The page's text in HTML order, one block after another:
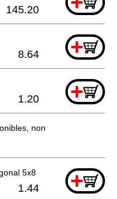
145.20
+
8.64
+
1.20
non commandable
5x8 +
1.44